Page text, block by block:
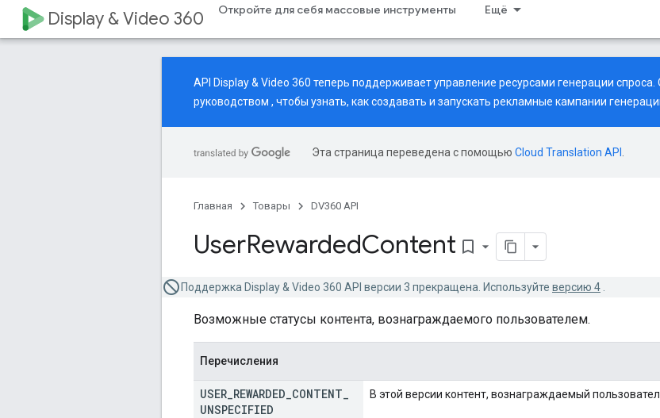
Display & Video 360 Откройте для себя массовые инструменты Ещё
API Display & Video 360 теперь поддерживает управление ресурсами генерации
руководством , чтобы узнать, как создавать и запускать рекламные кампании
Эта страница переведена с помощью Cloud Translation API
Главная Товары DV360 API
UserRewardedContent bookmark_border
Поддержка Display & Video 360 API версии 3 прекращена. Используйте версию 4
Возможные статусы контента, вознаграждаемого пользователем.
Перечисления
USER REWARDED CONTENT
UNSPECIFIED
В этой версии контент, вознаграждаемый